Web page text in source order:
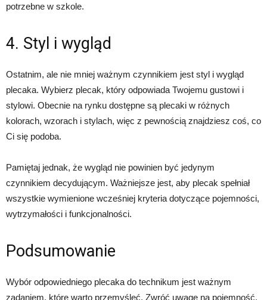
potrzebne w szkole.
4. Styl i wygląd
Ostatnim, ale nie mniej ważnym czynnikiem jest styl i wygląd
plecaka. Wybierz plecak, który odpowiada Twojemu gustowi i
stylowi. Obecnie na rynku dostępne są plecaki w różnych
kolorach, wzorach i stylach, więc z pewnością znajdziesz coś, co
Ci się podoba.
Pamiętaj jednak, że wygląd nie powinien być jedynym
czynnikiem decydującym. Ważniejsze jest, aby plecak spełniał
wszystkie wymienione wcześniej kryteria dotyczące pojemności,
wytrzymałości i funkcjonalności.
Podsumowanie
Wybór odpowiedniego plecaka do technikum jest ważnym
zadaniem, które warto przemyśleć. Zwróć uwagę na pojemność,